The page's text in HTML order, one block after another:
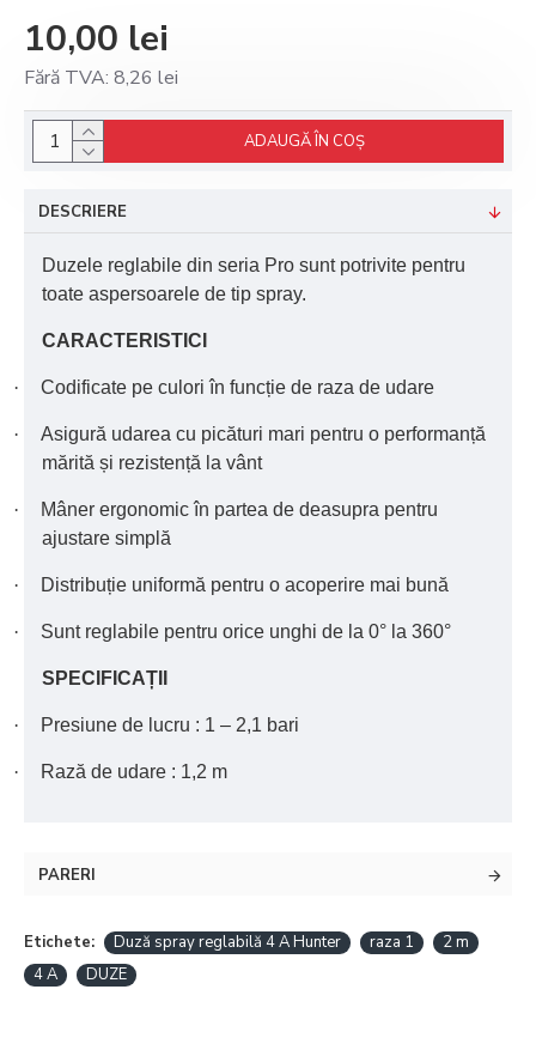
10,00 lei
Fără TVA: 8,26 lei
ADAUGĂ ÎN COŞ
DESCRIERE
Duzele reglabile din seria Pro sunt potrivite pentru
toate aspersoarele de tip spray.
CARACTERISTICI
· Codificate pe culori în funcție de raza de udare
·
Asigură udarea cu picături mari pentru o performanță
mărită și rezistență la vânt
·
Mâner ergonomic în partea de deasupra pentru
ajustare simplă
· Distribuție uniformă pentru o acoperire mai bună
· Sunt reglabile pentru orice unghi de la 0° la 360°
SPECIFICAȚII
· Presiune de lucru : 1 – 2,1 bari
· Rază de udare : 1,2 m
PARERI
Etichete: Duză spray reglabilă 4 A Hunter raza 1
2 m
4 A
DUZE